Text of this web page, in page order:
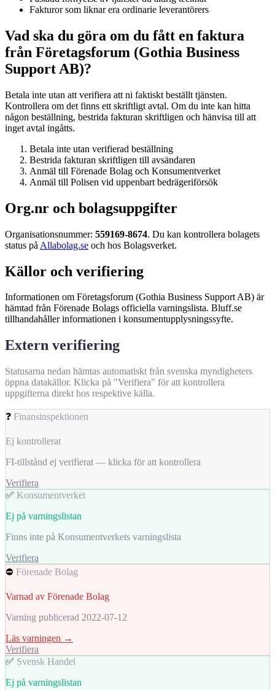
Fakturor som liknar era ordinarie leverantörers
Vad ska du göra om du fått en faktura
från Företagsforum (Gothia Business
Support AB)?
Betala inte utan att verifiera att ni faktiskt beställt tjänsten.
Kontrollera om det finns ett skriftligt avtal. Om du inte kan hitta
någon beställning, bestrida fakturan skriftligen och hänvisa till att
inget avtal ingåtts.
Betala inte utan verifierad beställning
Bestrida fakturan skriftligen till avsändaren
Anmäl till Förenade Bolag och Konsumentverket
Anmäl till Polisen vid uppenbart bedrägeriförsök
Org.nr och bolagsuppgifter
Organisationsnummer: 559169-8674. Du kan kontrollera bolagets
status på Allabolag.se och hos Bolagsverket.
Källor och verifiering
Informationen om Företagsforum (Gothia Business Support AB) är
hämtad från Förenade Bolags officiella varningslista. Bluff.se
tillhandahåller informationen i konsumentupplysningssyfte.
Extern verifiering
Statusarna nedan hämtas automatiskt från svenska myndigheters
öppna datakällor. Klicka på "Verifiera" för att kontrollera
uppgifterna direkt hos respektive källa.
❓ Finansinspektionen
Ej kontrollerat
FI-tillstånd ej verifierat — klicka för att kontrollera
Verifiera
✅ Konsumentverket
Ej på varningslistan
Finns inte på Konsumentverkets varningslista
Verifiera
⛔ Förenade Bolag
Varnad av Förenade Bolag
Varning publicerad 2022-07-12
Läs varningen →
Verifiera
✅ Svensk Handel
Ej på varningslistan